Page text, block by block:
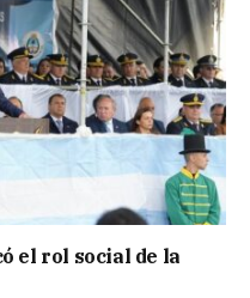
el rol social de la